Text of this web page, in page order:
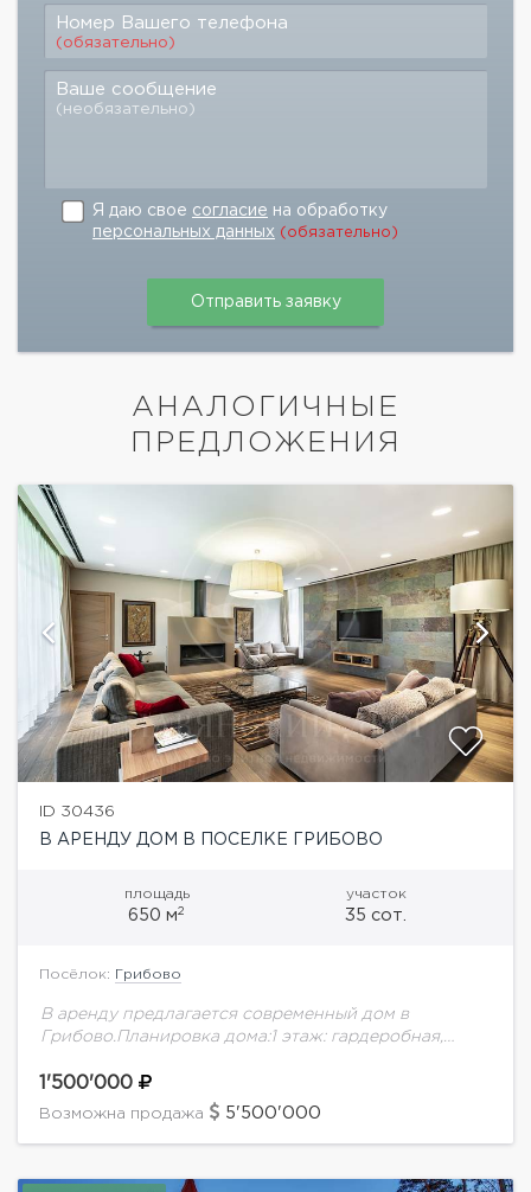
Номер Вашего телефона
(обязательно)
Ваше сообщение
(необязательно)
Я даю свое согласие на обработку
персональных данных (обязательно)
АНАЛОГИЧНЫЕ
ПРЕДЛОЖЕНИЯ
ID 30436
В АРЕНДУ ДОМ В ПОСЕЛКЕ ГРИБОВО
площадь
650 м2
участок
35 сот.
Посёлок: Грибово
В аренду предлагается современный дом в
Грибово.Планировка дома:1 этаж: гардеробная,
гардеробной и с/у, кухня-столовая с выходом на
террасу, гостиная с камином,...
1'500'000
Возможна продажа 5'500'000